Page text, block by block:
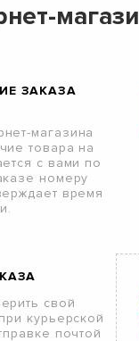
ЗАКАЗА
магазина
товара на
с вами по
номеру
время
свой
курьерской
почтой